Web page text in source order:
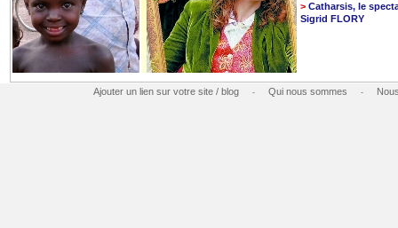
> Catharsis, le
Sigrid FLORY
Ajouter un lien sur votre site / blog - Qui nous sommes -